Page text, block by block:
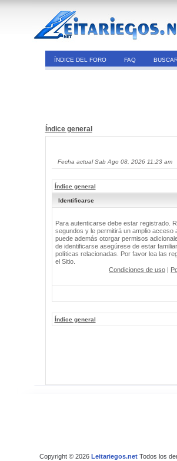
ÍNDICE DEL FORO FAQ
Índice general
Fecha actual Sab Ago 08, 2026 11:23 am
Índice general
Identificarse
Para autenticarse debe estar registrado.
segundos y le permitirá un amplio acceso
puede además otorgar permisos
de identificarse asegúrese de estar
políticas relacionadas. Por favor lea las
el Sitio.
Condiciones de uso |
Índice general
Copyright © 2026 Leitariegos.netTodos los